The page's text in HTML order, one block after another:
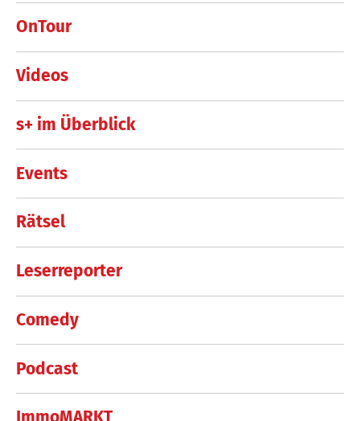
OnTour
Videos
s+ im Überblick
Events
Rätsel
Leserreporter
Comedy
Podcast